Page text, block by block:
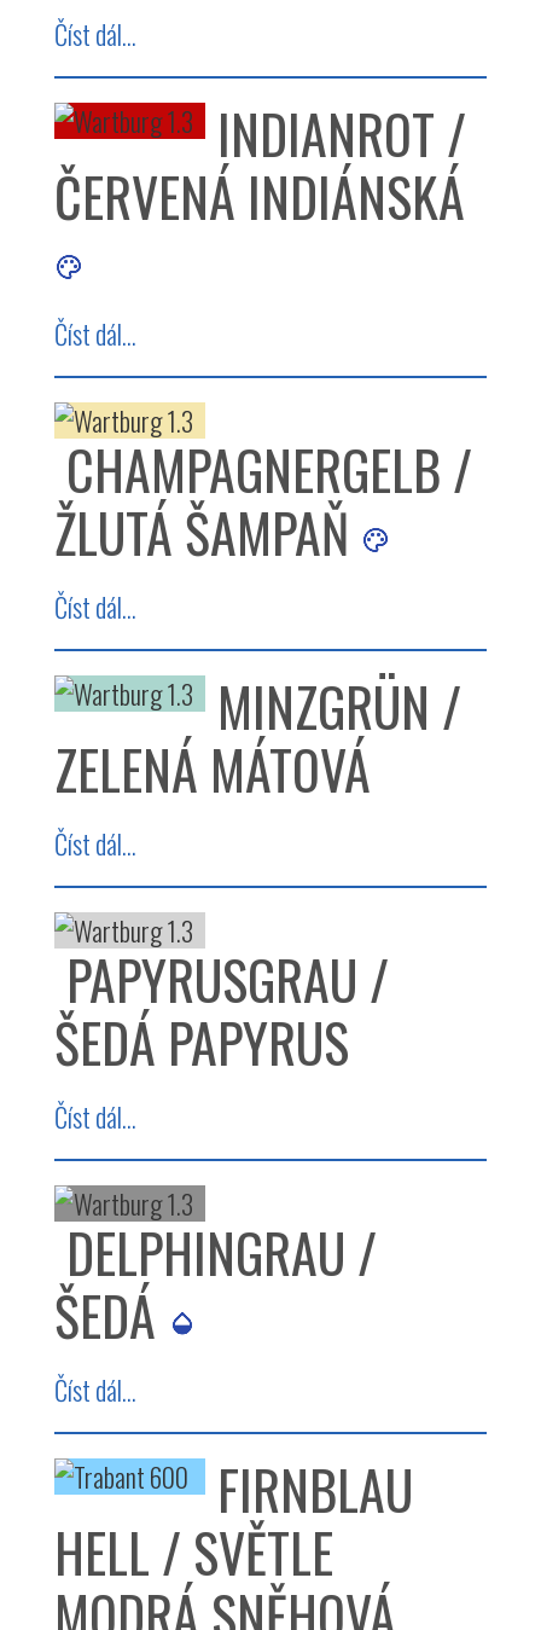
Číst dál...
INDIANROT /
ČERVENÁ INDIÁNSKÁ
Číst dál...
CHAMPAGNERGELB /
ŽLUTÁ ŠAMPAŇ
Číst dál...
MINZGRÜN /
ZELENÁ MÁTOVÁ
Číst dál...
PAPYRUSGRAU /
ŠEDÁ PAPYRUS
Číst dál...
DELPHINGRAU /
ŠEDÁ
Číst dál...
FIRNBLAU
HELL / SVĚTLE